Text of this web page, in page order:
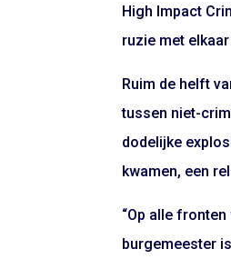
High Impact
ruzie met
Ruim de helft
tussen niet-
dodelijke
kwamen, een
“Op alle
burgemeester